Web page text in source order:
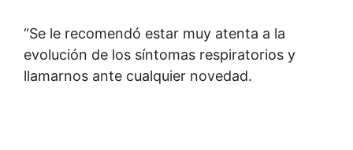
“Se le recomendó estar muy atenta a la
evolución de los síntomas respiratorios y
llamarnos ante cualquier novedad.